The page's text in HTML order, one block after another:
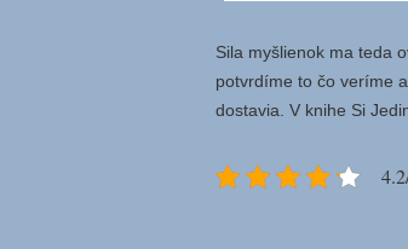
Sila myšlienok ma teda
potvrdíme to čo veríme
dostavia. V knihe Si